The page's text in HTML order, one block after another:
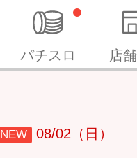
パチスロ 店
NEW 08/02（日）